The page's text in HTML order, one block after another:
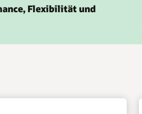
Flexibilität und